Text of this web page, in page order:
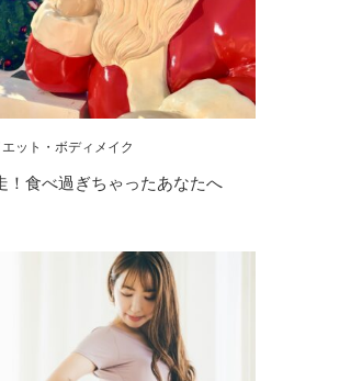
エット・ボディメイク
！食べ過ぎちゃったあなたへ